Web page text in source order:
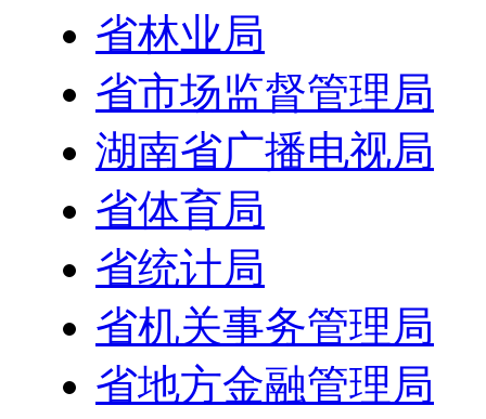
省林业局
省市场监督管理局
湖南省广播电视局
省体育局
省统计局
省机关事务管理局
省地方金融管理局